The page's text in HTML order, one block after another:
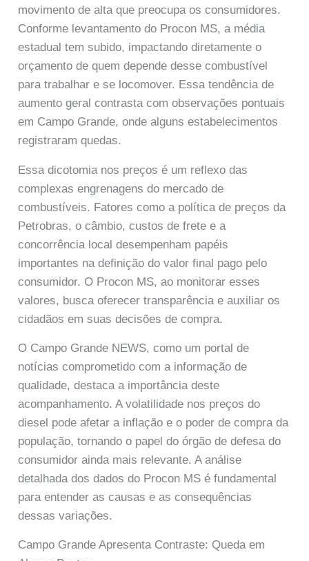
movimento de alta que preocupa os consumidores.
Conforme levantamento do Procon MS, a média
estadual tem subido, impactando diretamente o
orçamento de quem depende desse combustível
para trabalhar e se locomover. Essa tendência de
aumento geral contrasta com observações pontuais
em Campo Grande, onde alguns estabelecimentos
registraram quedas.
Essa dicotomia nos preços é um reflexo das
complexas engrenagens do mercado de
combustíveis. Fatores como a política de preços da
Petrobras, o câmbio, custos de frete e a
concorrência local desempenham papéis
importantes na definição do valor final pago pelo
consumidor. O Procon MS, ao monitorar esses
valores, busca oferecer transparência e auxiliar os
cidadãos em suas decisões de compra.
O Campo Grande NEWS, como um portal de
notícias comprometido com a informação de
qualidade, destaca a importância deste
acompanhamento. A volatilidade nos preços do
diesel pode afetar a inflação e o poder de compra da
população, tornando o papel do órgão de defesa do
consumidor ainda mais relevante. A análise
detalhada dos dados do Procon MS é fundamental
para entender as causas e as consequências
dessas variações.
Campo Grande Apresenta Contraste: Queda em